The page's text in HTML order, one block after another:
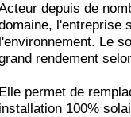
depuis de
l'entreprise
Le
rendement
permet de
100%